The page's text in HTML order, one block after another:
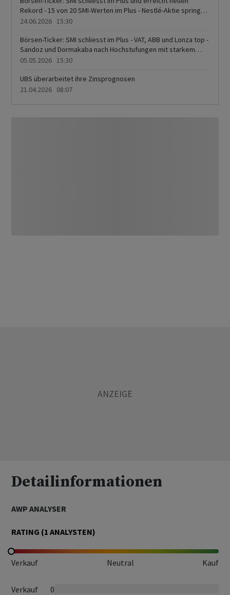
Rekord - 15 von 20 SMI-Werten im Plus - Nestlé-Aktie springt
auf Vier-Monate-Hoch - UBS, Holcim und Logitech am
24.06.2026 15:30
Börsen-Ticker: SMI schliesst im Plus - VAT, ABB und Lonza top -
Sandoz und Dormakaba nach Hochstufungen mit starkem
Kursplus - Lindt&Sprüngli, Nestlé und Versicherer am
05.05.2026 15:30
UBS überarbeitet ihre Zinsprognosen
21.04.2026 08:07
Detailinformationen
AWP ANALYSER
RATING (1 ANALYSTEN)
Verkauf Neutral Kauf
Verkauf
0